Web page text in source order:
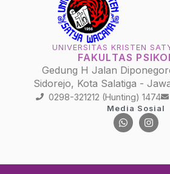
UNIVERSITAS KRISTEN
FAKULTAS
Gedung H Jalan
Sidorejo, Kota Salatiga -
0298-321212 (Hunting) 1474
Media Sosial